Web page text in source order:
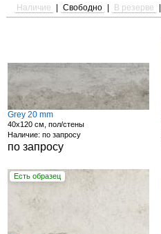
Наличие Свободно В резерве
Grey 20 mm
40x120 см, пол/стены
Наличие: по запросу
по запросу
Есть образец